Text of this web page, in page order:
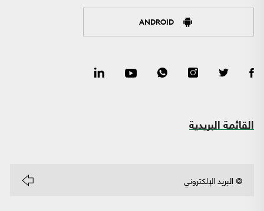
ANDROID
القائمة البريدية